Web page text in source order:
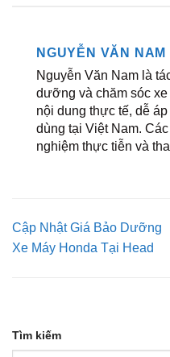
NGUYỄN VĂN NAM
Nguyễn Văn Nam là
dưỡng và chăm sóc
nội dung thực tế, dễ
dùng tại Việt Nam.
nghiệm thực tiễn và
Cập Nhật Giá Bảo Dưỡng
Xe Máy Honda Tại Head
Tìm kiếm